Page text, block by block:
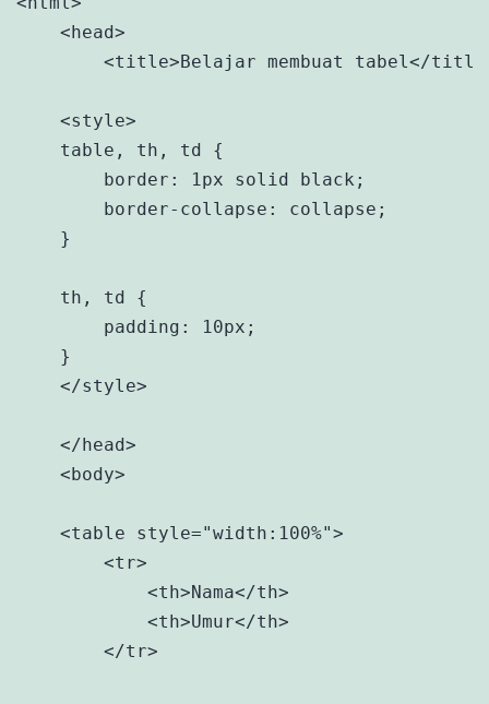
    <head>
<title>Belajar membuat tabel</
    <style>
    table, th, td {
        border: 1px solid black;
        border-collapse: collapse;
    }
    th, td {
        padding: 10px;
    }
    </style>
    </head>
    <body>
    <table style="width:100%">
        <tr>
            <th>Nama</th>
            <th>Umur</th>
        </tr>